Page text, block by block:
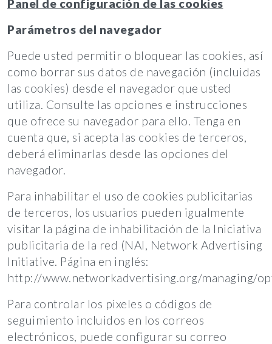
Panel de configuración de las cookies
Parámetros del navegador
Puede usted permitir o bloquear las cookies, así
como borrar sus datos de navegación (incluidas
las cookies) desde el navegador que usted
utiliza. Consulte las opciones e instrucciones
que ofrece su navegador para ello. Tenga en
cuenta que, si acepta las cookies de terceros,
deberá eliminarlas desde las opciones del
navegador.
Para inhabilitar el uso de cookies publicitarias
de terceros, los usuarios pueden igualmente
visitar la página de inhabilitación de la Iniciativa
publicitaria de la red (NAI, Network Advertising
Initiative. Página en inglés:
http://www.networkadvertising.org/managing/
Para controlar los pixeles o códigos de
seguimiento incluidos en los correos
electrónicos, puede configurar su correo